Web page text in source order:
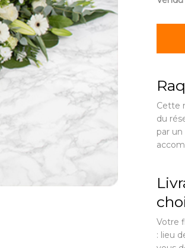
Cette
du
par
Votre
: lieu